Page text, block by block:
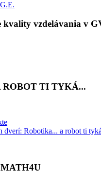
kvality vzdelávania v
ROBOT TI TYKÁ...
dverí: Robotika... a robot ti